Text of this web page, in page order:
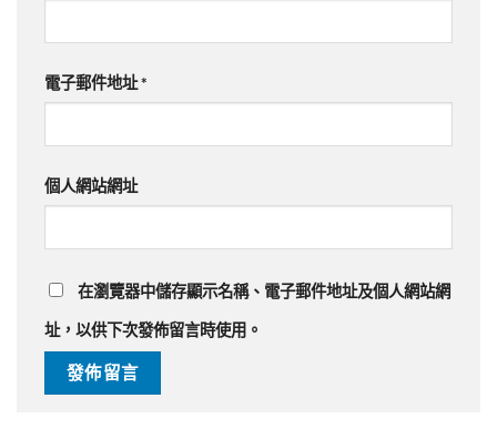
電子郵件地址*
個人網站網址
在瀏覽器中儲存顯示名稱、電子郵件地址及個人網站網
址，以供下次發佈留言時使用。